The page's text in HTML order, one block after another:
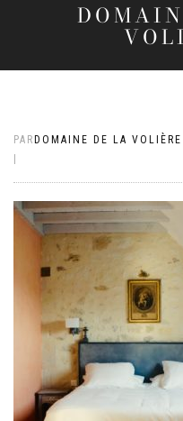
PAR DOMAINE DE LA VOLIÈRE